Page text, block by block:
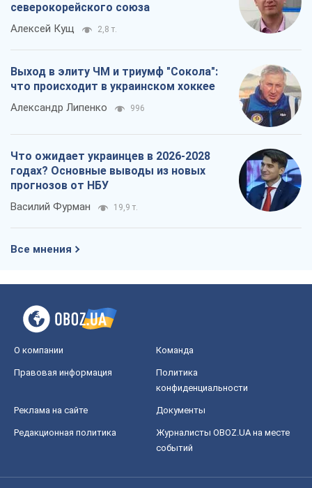
северокорейского союза
Алексей Кущ 2,8 т.
Выход в элиту ЧМ и триумф "Сокола":
что происходит в украинском хоккее
Александр Липенко 996
Что ожидает украинцев в 2026-2028
годах? Основные выводы из новых
прогнозов от НБУ
Василий Фурман 19,9 т.
Все мнения
О компании Команда
Правовая информация
Политика
конфиденциальности
Реклама на сайте Документы
Редакционная политика
Журналисты OBOZ.UA на месте
событий